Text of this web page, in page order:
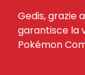
Gedis, grazie
garantisce la
Pokémon